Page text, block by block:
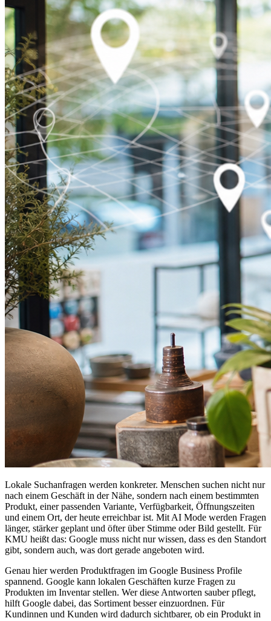
Lokale Suchanfragen werden konkreter. Menschen suchen nicht nur
nach einem Geschäft in der Nähe, sondern nach einem bestimmten
Produkt, einer passenden Variante, Verfügbarkeit, Öffnungszeiten
und einem Ort, der heute erreichbar ist. Mit AI Mode werden Fragen
länger, stärker geplant und öfter über Stimme oder Bild gestellt. Für
KMU heißt das: Google muss nicht nur wissen, dass es den Standort
gibt, sondern auch, was dort gerade angeboten wird.
Genau hier werden Produktfragen im Google Business Profile
spannend. Google kann lokalen Geschäften kurze Fragen zu
Produkten im Inventar stellen. Wer diese Antworten sauber pflegt,
hilft Google dabei, das Sortiment besser einzuordnen. Für
Kundinnen und Kunden wird dadurch sichtbarer, ob ein Produkt in